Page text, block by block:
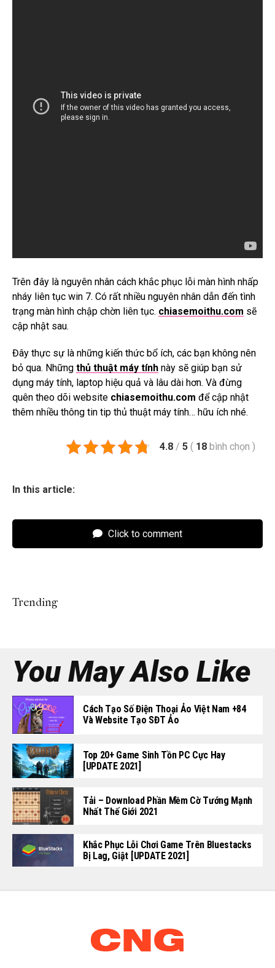
Trên đây là nguyên nhân cách khắc phục lỗi màn hình nhấp
nháy liên tục win 7. Có rất nhiều nguyên nhân dẫn đến tình
trạng màn hình chập chờn liên tục. chiasemoithu.com sẽ
cập nhật sau.
Đây thực sự là những kiến thức bổ ích, các bạn không nên
bỏ qua. Những thủ thuật máy tính này sẽ giúp bạn sử
dụng máy tính, laptop hiệu quả và lâu dài hơn. Và đừng
quên theo dõi website chiasemoithu.com để cập nhật
thêm nhiều thông tin tip thủ thuật máy tính… hữu ích nhé.
4.8 / 5 ( 18 bình chọn )
In this article:
Click to comment
Trending
You May Also Like
Cách Tạo Số Điện Thoại Ảo Việt Nam +84
Và Website Tạo SĐT Ảo
Top 20+ Game Sinh Tồn PC Cực Hay
[UPDATE 2021]
Tải – Download Phần Mềm Cờ Tướng Mạnh
Nhất Thế Giới 2021
Khắc Phục Lỗi Chơi Game Trên Bluestacks
Bị Lag, Giật [UPDATE 2021]